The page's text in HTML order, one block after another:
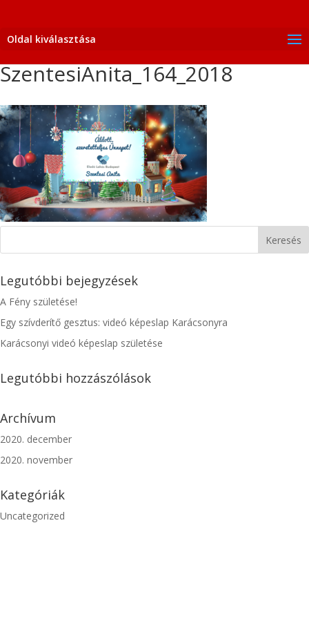
Oldal kiválasztása
SzentesiAnita_164_2018
Legutóbbi bejegyzések
A Fény születése!
Egy szívderítő gesztus: videó képeslap Karácsonyra
Karácsonyi videó képeslap születése
Legutóbbi hozzászólások
Archívum
2020. december
2020. november
Kategóriák
Uncategorized